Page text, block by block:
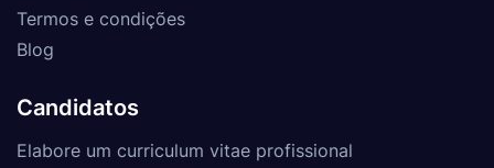
Termos e condições
Blog
Candidatos
Elabore um curriculum vitae profissional